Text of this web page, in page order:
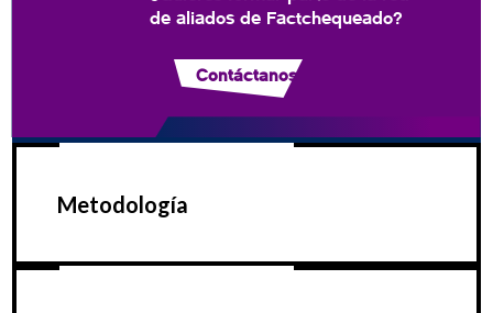
de aliados de Factchequeado?
Contáctanos
Metodología